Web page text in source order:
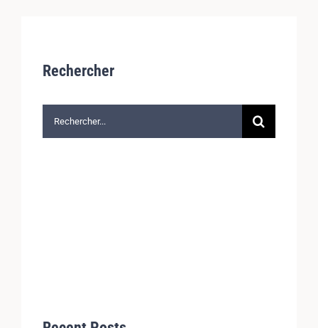
Rechercher
Rechercher: